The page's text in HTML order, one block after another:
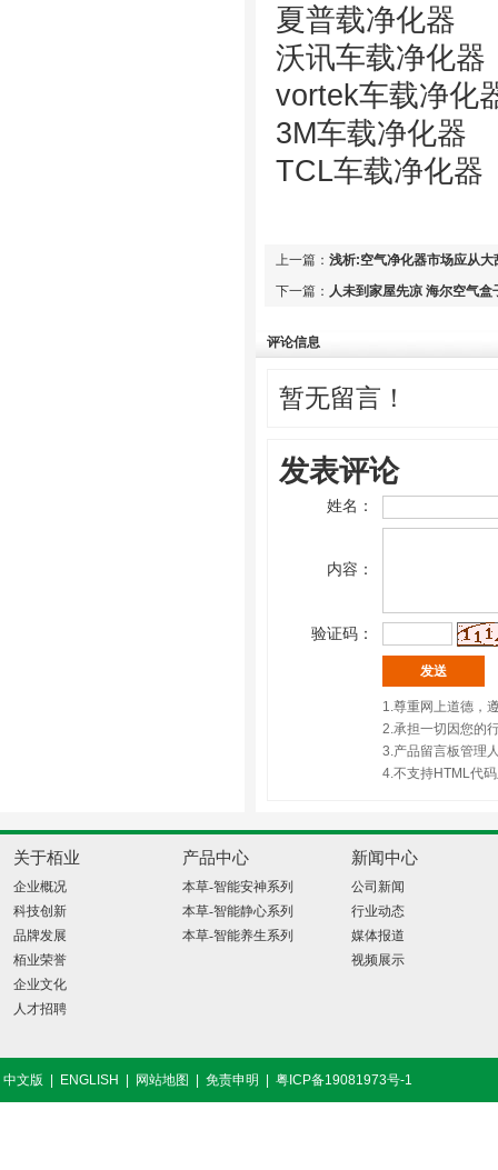
夏普载净化器
沃讯车载净化器
vortek车载净化
3M车载净化器
TCL车载净化器
上一篇： 浅析:空气净化器市场应从大
下一篇： 人未到家屋先凉 海尔空气盒
评论信息
暂无留言！
发表评论
姓名：
内容：
验证码：
1.尊重网上道德，
2.承担一切因您的
3.产品留言板管理
4.不支持HTML代
关于栢业
企业概况
科技创新
品牌发展
栢业荣誉
企业文化
人才招聘
产品中心
本草-智能安神系列
本草-智能静心系列
本草-智能养生系列
新闻中心
公司新闻
行业动态
媒体报道
视频展示
中文版 ENGLISH 网站地图 免责申明 粤ICP备19081973号-1